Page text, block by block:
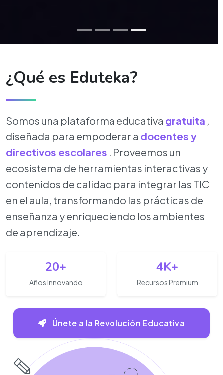
¿Qué es Eduteka?
Somos una plataforma educativa gratuita ,
diseñada para empoderar a docentes y
directivos escolares . Proveemos un
ecosistema de herramientas interactivas y
contenidos de calidad para integrar las TIC
en el aula, transformando las prácticas de
enseñanza y enriqueciendo los ambientes
de aprendizaje.
20+
Años Innovando
4K+
Recursos Premium
Únete a la Revolución Educativa